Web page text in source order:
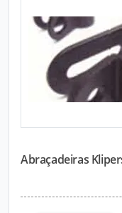
Abraçadeiras